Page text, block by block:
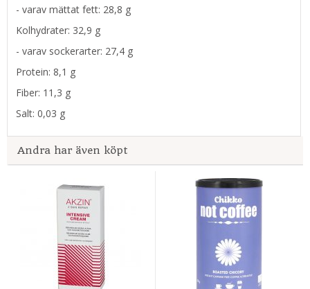
- varav mättat fett: 28,8 g
Kolhydrater: 32,9 g
- varav sockerarter: 27,4 g
Protein: 8,1 g
Fiber: 11,3 g
Salt: 0,03 g
Andra har även köpt